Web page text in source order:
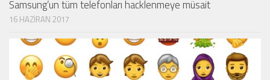
Samsung’un tüm telefonları hacklenmeye müsait
16 HAZIRAN 2017